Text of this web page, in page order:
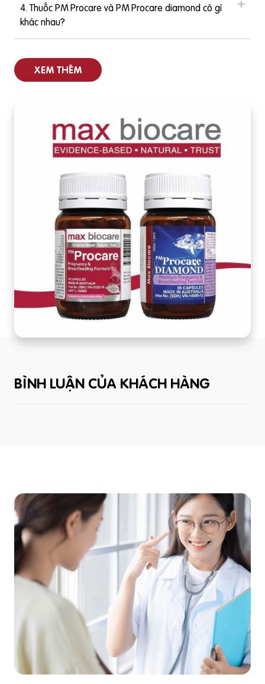
4. Thuốc PM Procare và PM Procare diamond có gì
khác nhau?
XEM THÊM
BÌNH LUẬN CỦA KHÁCH HÀNG